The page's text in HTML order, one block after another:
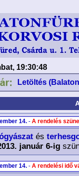
19:30:49
Letöltés
14. - A rendelés
és
január 6-ig
14. - A rendelési idő